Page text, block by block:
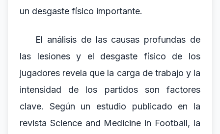
un desgaste físico importante.
El análisis de las causas profundas de
las lesiones y el desgaste físico de los
jugadores revela que la carga de trabajo y la
intensidad de los partidos son factores
clave. Según un estudio publicado en la
revista Science and Medicine in Football, la